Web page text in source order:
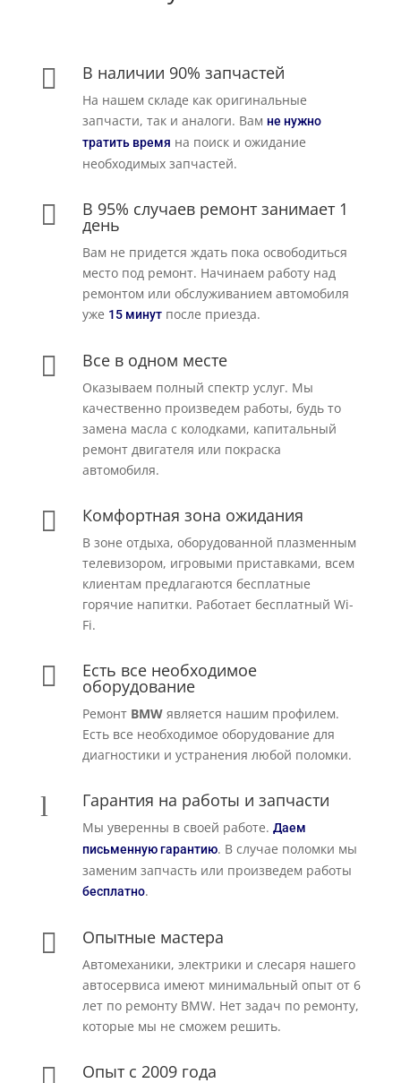
 В наличии 90% запчастей
На нашем складе как оригинальные
запчасти, так и аналоги. Вам не нужно
тратить время на поиск и ожидание
необходимых запчастей.
 В 95% случаев ремонт занимает 1
день
Вам не придется ждать пока освободиться
место под ремонт. Начинаем работу над
ремонтом или обслуживанием автомобиля
уже 15 минутпосле приезда.
 Все в одном месте
Оказываем полный спектр услуг. Мы
качественно произведем работы, будь то
замена масла с колодками, капитальный
ремонт двигателя или покраска
автомобиля.
 Комфортная зона ожидания
В зоне отдыха, оборудованной плазменным
телевизором, игровыми приставками, всем
клиентам предлагаются бесплатные
горячие напитки. Работает бесплатный Wi-
Fi.
 Есть все необходимое
оборудование
Ремонт BMWявляется нашим профилем.
Есть все необходимое оборудование для
диагностики и устранения любой поломки.
l Гарантия на работы и запчасти
Мы уверенны в своей работе. Даем
письменную гарантию. В случае поломки мы
заменим запчасть или произведем работы
бесплатно.
 Опытные мастера
Автомеханики, электрики и слесаря нашего
автосервиса имеют минимальный опыт от 6
лет по ремонту BMW. Нет задач по ремонту,
которые мы не сможем решить.
Опыт с 2009 года